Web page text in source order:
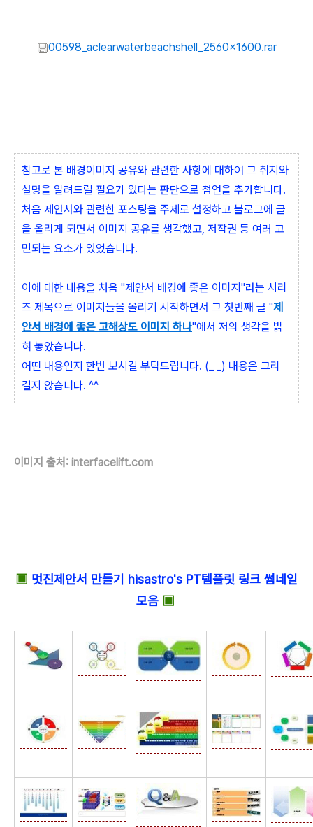
00598_aclearwaterbeachshell_2560x1600.rar
참고로 본 배경이미지 공유와 관련한 사항에 대하여 그 취지와
설명을 알려드릴 필요가 있다는 판단으로 첨언을 추가합니다.
처음 제안서와 관련한 포스팅을 주제로 설정하고 블로그에 글
을 올리게 되면서 이미지 공유를 생각했고, 저작권 등 여러 고
민되는 요소가 있었습니다.
이에 대한 내용을 처음 "제안서 배경에 좋은 이미지"라는 시리
즈 제목으로 이미지들을 올리기 시작하면서 그 첫번째 글 "제
안서 배경에 좋은 고해상도 이미지 하나"에서 저의 생각을 밝
혀 놓았습니다.
어떤 내용인지 한번 보시길 부탁드립니다. (_ _) 내용은 그리
길지 않습니다. ^^
이미지 출처: interfacelift.com
▣ 멋진제안서 만들기 hisastro's PT템플릿 링크 썸네일
모음▣